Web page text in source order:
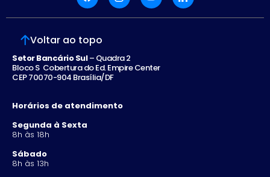
Voltar ao topo
Setor Bancário Sul– Quadra 2
Bloco S Cobertura do Ed. Empire Center
CEP 70070-904 Brasília/DF
Horários de atendimento
Segunda à Sexta
8h às 18h
Sábado
8h às 13h